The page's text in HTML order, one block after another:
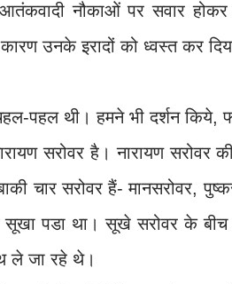
नौकाओं पर सवार
उनके इरादों को ध्वस्त कर
पहल थी। हमने भी दर्शन किये,
सरोवर है। नारायण सरोवर
चार सरोवर हैं- मानसरोवर,
पडा था। सूखे सरोवर के
ले जा रहे थे।